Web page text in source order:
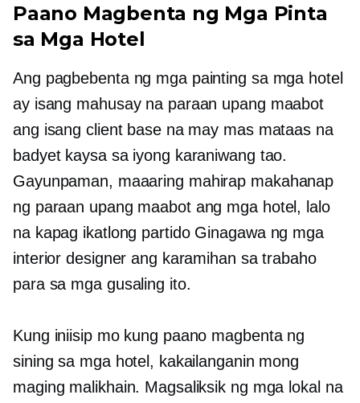
Paano Magbenta ng Mga Pinta
sa Mga Hotel
Ang pagbebenta ng mga painting sa mga hotel
ay isang mahusay na paraan upang maabot
ang isang client base na may mas mataas na
badyet kaysa sa iyong karaniwang tao.
Gayunpaman, maaaring mahirap makahanap
ng paraan upang maabot ang mga hotel, lalo
na kapag ikatlong partidoGinagawa ng mga
interior designer ang karamihan sa trabaho
para sa mga gusaling ito.
Kung iniisip mo kung paano magbenta ng
sining sa mga hotel, kakailanganin mong
maging malikhain. Magsaliksik ng mga lokal na